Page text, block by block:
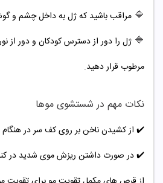
🔷 مراقب باشید که ژل به داخل چشم و
🔷 ژل را دور از دسترس کودکان و دور از
مرطوب قرار دهید.
نکات مهم در شستشوی موها
✔️ از کشیدن ناخن بر روی کف سر در
✔️در صورت داشتن ریزش موی شدید در